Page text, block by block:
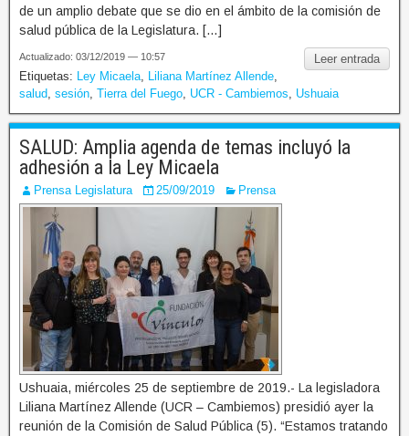
de un amplio debate que se dio en el ámbito de la comisión de
salud pública de la Legislatura. […]
Leer entrada
Actualizado: 03/12/2019 — 10:57
Etiquetas: Ley Micaela Liliana Martínez Allende
salud sesión Tierra del Fuego UCR - Cambiemos Ushuaia
SALUD: Amplia agenda de temas incluyó la
adhesión a la Ley Micaela
Prensa Legislatura 25/09/2019 Prensa
Ushuaia, miércoles 25 de septiembre de 2019.- La legisladora
Liliana Martínez Allende (UCR – Cambiemos) presidió ayer la
reunión de la Comisión de Salud Pública (5). “Estamos tratando